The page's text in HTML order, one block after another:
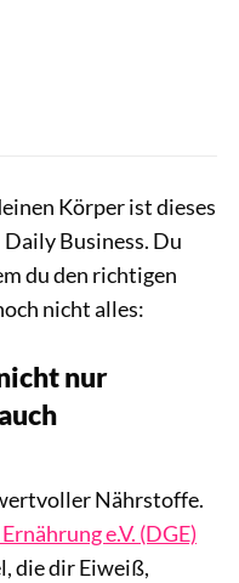
Körper ist dieses
Business. Du
du den richtigen
nicht alles:
nur
Nährstoffe.
e.V. (DGE)
die dir Eiweiß,